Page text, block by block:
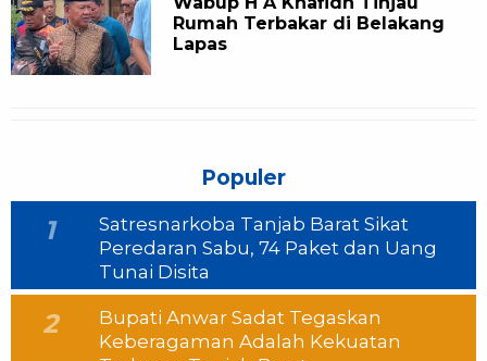
Rumah Terbakar di Belakang
Lapas
Populer
1
Satresnarkoba Tanjab Barat Sikat
Peredaran Sabu, 74 Paket dan Uang
Tunai Disita
2
Bupati Anwar Sadat Tegaskan
Keberagaman Adalah Kekuatan